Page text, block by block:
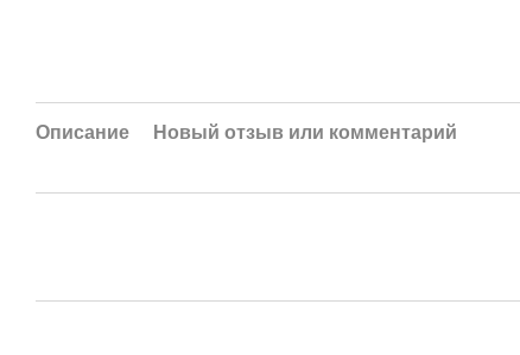
Описание Новый отзыв или комментарий